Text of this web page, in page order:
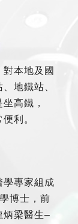
本地及國
地鐵站、
高鐵，
利。
學專家組成
博士，前
炳梁醫生–